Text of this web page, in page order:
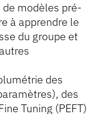
modèles pré-
à apprendre le
du groupe et
des
des
Tuning (PEFT)